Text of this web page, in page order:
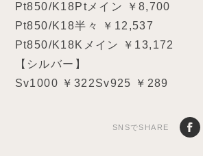
Pt850/K18Ptメイン ￥8,700
Pt850/K18半々 ￥12,537
Pt850/K18Kメイン ￥13,172
【シルバー】
Sv1000 ￥322Sv925 ￥289
SNSでSHARE